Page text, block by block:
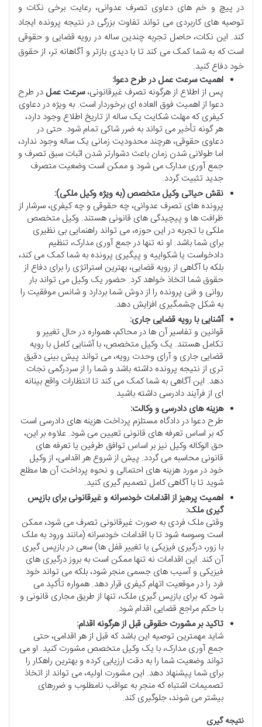
در پیچ و خم های دعاوی تصرف عدوانی، رعایت برخی نکات و
توصیه های کاربردی می تواند تفاوت بزرگی در نتیجه پرونده ایجاد
کند. این نکات، حاصل تجربه چندین ساله در رویه قضایی و حقوقی
است که به شما کمک می کند تا با دیدی بازتر و آگاهانه تر، از حقوق
خود دفاع کنید.
اهمیت سرعت عمل در طرح دعوا:
پس از اطلاع از هرگونه تصرف غیرقانونی،سرعت عمل در طرح
دعوا از اهمیت فوق العاده ای برخوردار است. به ویژه در دعاوی
کیفری که مهلت شکایت یک ساله از تاریخ اطلاع وجود دارد،
هر گونه تأخیر می تواند به ضرر شاکی تمام شود. حتی در
دعاوی حقوقی، هرچند محدودیت زمانی یک ساله وجود ندارد،
اما طولانی شدن زمان باعث دشوارتر شدن اثبات سبق تصرف و
جمع آوری مدارک می شود و ممکن است وضعیت متصرف
جدید تثبیت گردد.
نقش حیاتی وکیل متخصص (به ویژه وکیل ملکی):
پرونده های تصرف عدوانی، چه حقوقی و چه کیفری، سرشار از
ظرافت ها و پیچیدگی های قانونی هستند. وکیل متخصص
ملکی با تجربه در این حوزه، می تواند راهنمایی بی نظیری
برای شما باشد. او نه تنها در جمع آوری مدارک، تنظیم
دادخواست یا شکواییه و پیگیری پرونده به شما کمک می کند،
بلکه با آگاهی از رویه قضایی، بهترین استراتژی را برای دفاع از
حقوق شما اتخاذ خواهد کرد. حضور یک وکیل می تواند بار
روانی و فنی پرونده را از دوش شما بردارد و شانس موفقیت را
به شکل چشمگیری افزایش دهد.
آشنایی با رویه قضایی جاری:
قوانین و تفاسیر آن ها در محاکم، همواره در حال تغییر و
تکامل هستند. یک وکیل متخصص، با آشنایی کامل با رویه
قضایی جاری و آرای وحدت رویه، می تواند پیش بینی دقیق
تری از نتیجه پرونده داشته باشد و شما را از سردرگمی نجات
دهد. این آگاهی به شما کمک می کند تا انتظارات واقع بینانه
ای از فرآیند دادرسی داشته باشید.
هزینه های دادرسی و وکالت:
طرح دعوا در دادگاه مستلزم پرداخت هزینه های دادرسی است
که بر اساس تعرفه های قانونی تعیین می شود. علاوه بر این،
حق الوکاله وکیل نیز بر اساس توافق طرفین یا تعرفه های
قانونی محاسبه می گردد. پیش از شروع هر اقدامی، از وکیل
خود در مورد هزینه های احتمالی و نحوه پرداخت آن ها مطلع
شوید تا با آگاهی کامل تصمیم گیری کنید.
اهمیت پرهیز از اقدامات خودسرانه و غیرقانونی برای بازپس
گیری ملک:
وقتی ملک فردی به صورت غیرقانونی تصرف می شود، ممکن
است وسوسه شود تا با اقدامات خودسرانه (مانند ورود به ملک
با زور، درگیری فیزیکی یا تغییر قفل ها) سعی در بازپس گیری
آن کند. این اقدامات نه تنها ممکن است به بروز درگیری های
فیزیکی و آسیب های جسمی منجر شود، بلکه می تواند خود
فرد را در موقعیت اتهام کیفری قرار دهد. همواره تأکید می
شود که برای بازپس گیری ملک، تنها از طریق مجاری قانونی و
با حکم مراجع قضایی اقدام شود.
تاکید بر مشورت حقوقی قبل از هرگونه اقدام:
شاید مهمترین توصیه این باشد که قبل از هر اقدامی، حتی
جمع آوری مدارک، با یک وکیل متخصص مشورت کنید. او می
تواند وضعیت شما را به دقت ارزیابی کرده و بهترین راهکار را
برای شما پیشنهاد دهد. این مشورت اولیه، می تواند از اتخاذ
تصمیمات اشتباه که منجر به عواقب نامطلوب و ضررهای
بیشتر می شوند، جلوگیری کند.
نتیجه گیری